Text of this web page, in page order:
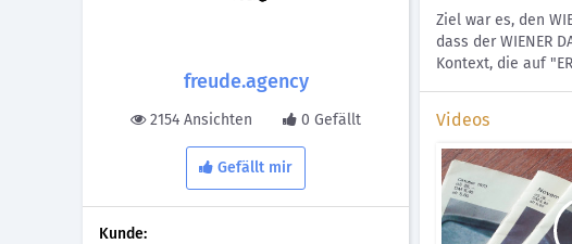
freude.agency
2154 Ansichten 0 Gefällt
Gefällt mir
Kunde:
Ziel war es, den
dass der WIENER
Kontext, die auf
Videos